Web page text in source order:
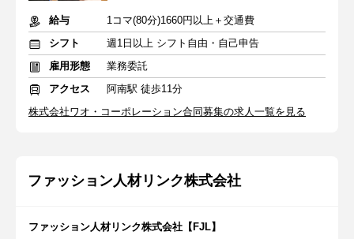
給与
1コマ(80分)1660円以上＋交通費
シフト
週1日以上 シフト自由・自己申告
雇用形態
業務委託
アクセス
阿南駅 徒歩11分
株式会社ワオ・コーポレーション合同募集の求人一覧を見る
ファッション人材リンク株式会社
ファッション人材リンク株式会社【FJL】